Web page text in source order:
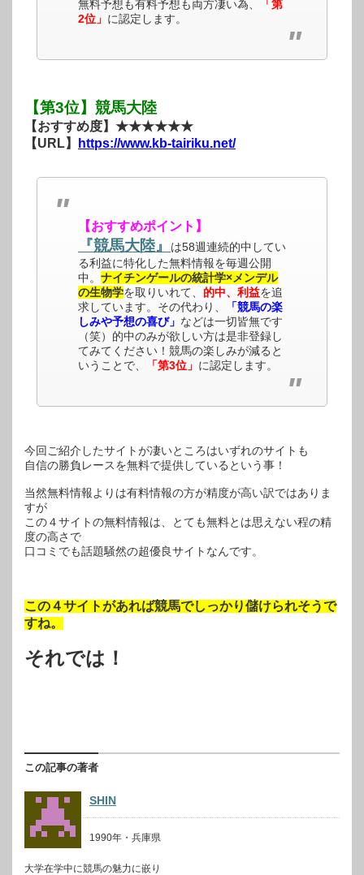
無料予想も有料予想も両方凄い為、
「第
2位」 に認定します。
【第3位】競馬大陸
【おすすめ度】★★★★★★
【URL】
https://www.kb-tairiku.net/
【おすすめポイント】
『競馬大陸』
は58週連続的中してい
る利益に特化した無料情報を毎週公開
中。 ナイチンゲールの統計学×メンデル
の生物学を取りいれて、 的中、利益を追
求しています。その代わり、
「競馬の楽
しみや予想の喜び」 などは一切皆無です
（笑）的中のみが欲しい方は是非登録し
てみてください！競馬の楽しみが減ると
いうことで、
「第3位」 に認定します。
今回ご紹介したサイトが凄いところはいずれのサイトも
自信の勝負レースを無料で提供しているという事！
当然無料情報よりは有料情報の方が精度が高い訳ではありま
すが
この４サイトの無料情報は、とても無料とは思えない程の精
度の高さで
口コミでも話題騒然の超優良サイトなんです。
この４サイトがあれば競馬でしっかり儲けられそうで
すね。
それでは！
この記事の著者
SHIN
1990年・兵庫県
大学在学中に競馬の魅力に嵌り